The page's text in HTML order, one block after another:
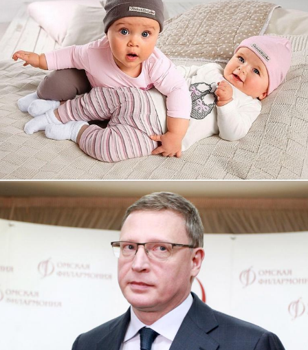
Увеличили выручку интернет-
магазину topdatop.ru на 25%!
Смотреть проект
Сайт кандидата в губернаторы
Буркова Александра Леонидовича
Смотреть проект